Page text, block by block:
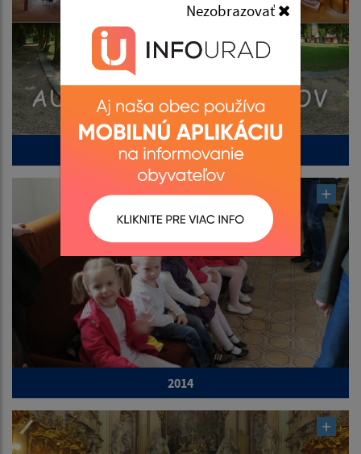
Nezobrazovať
2015
2014